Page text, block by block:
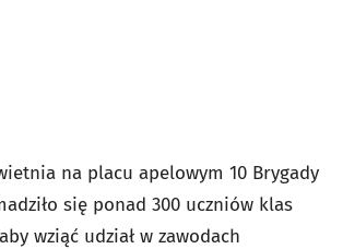
na placu apelowym 10 Brygady
się ponad 300 uczniów klas
wziąć udział w zawodach